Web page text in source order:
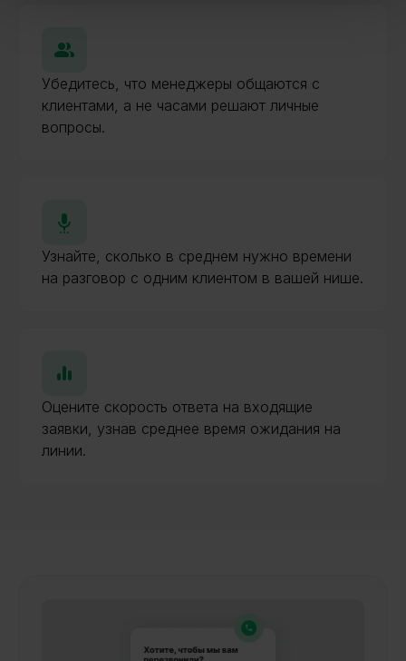
Убедитесь, что менеджеры общаются с
клиентами, а не часами решают личные
вопросы.
Узнайте, сколько в среднем нужно времени
на разговор с одним клиентом в вашей нише.
Оцените скорость ответа на входящие
заявки, узнав среднее время ожидания на
линии.